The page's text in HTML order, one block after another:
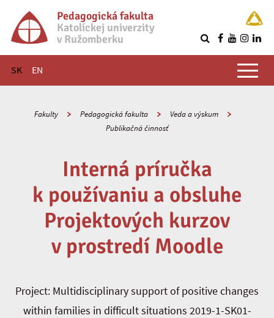
Pedagogická fakulta
Katolíckej univerzity
v Ružomberku
SK EN
Hlavné menu
Fakulty Pedagogická fakulta
Veda a výskum
Publikačná činnosť
Interná príručka
k používaniu a obsluhe
Projektových kurzov
v prostredí Moodle
Project: Multidisciplinary support of positive changes
within families in difficult situations 2019-1-SK01-